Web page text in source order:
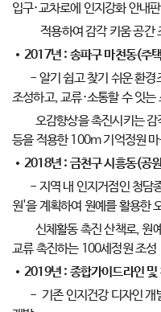
입구·교차로에 인지강화 안내
적용하여 감각 키움 공간
2017년 : 송파구 마천동(주
- 알기 쉽고 찾기 쉬운 환경
조성하고, 교류·소통할 수 잇는
오감향상을 촉진시키는 감
등을 적용한 100m 기억정원
2018년 : 금천구 시흥동(공
- 지역 내 인지거점인 청담
원'을 계획하여 원예를 활용한
신체활동 촉진 산책로, 원예
교류 촉진하는 100세정원 조성
2019년 : 종합가이드라인 및
- 기존 인지건강 디자인 개